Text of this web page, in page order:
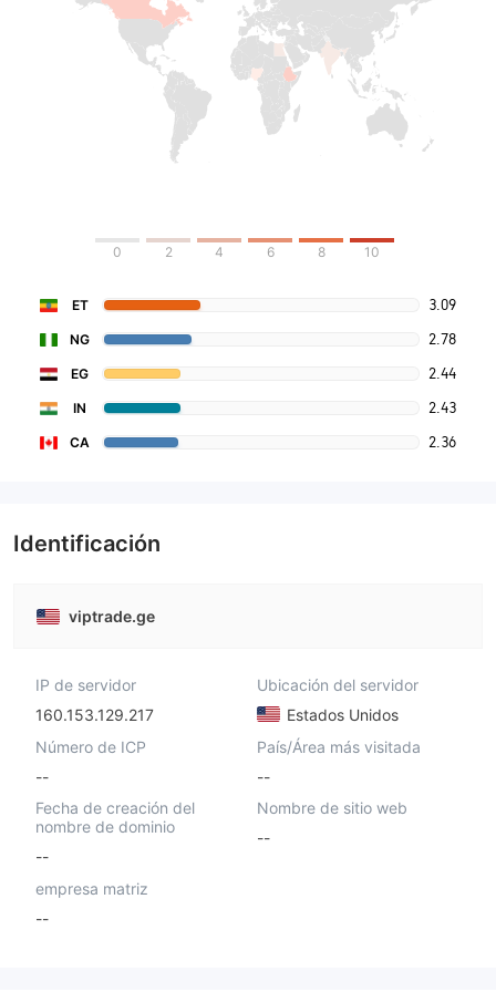
0 2 4 6 8 10
ET 3.09
NG 2.78
EG 2.44
IN 2.43
CA 2.36
Identificación
viptrade.ge
IP de servidor
160.153.129.217
Ubicación del servidor
Estados Unidos
Número de ICP
--
País/Área más visitada
--
Fecha de creación del
nombre de dominio
--
Nombre de sitio web
--
empresa matriz
--